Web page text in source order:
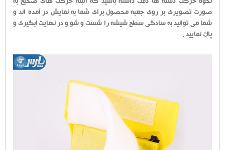
نحوه حرکت دسته ها دقت داشته باشید که البته حرکت های صحیح به
صورت تصویری بر روی جعبه محصول برای شما به نمایش در آمده اند و
شما می توانید به سادگی سطح شیشه را شست و شو و در نهایت آبگیری و
پاک نمایید .